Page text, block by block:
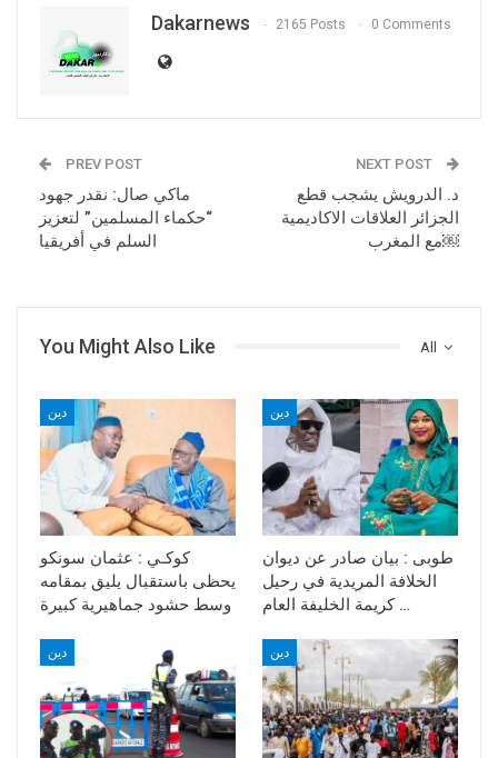
Dakarnews 2165 Posts 0 Comments
PREV POST
ماكي صال: نقدر جهود
“حكماء المسلمين” لتعزيز
السلم في أفريقيا
NEXT POST
د. الدرويش يشجب قطع
الجزائر العلاقات الاكاديمية
مع المغرب￼
All
You Might Also Like
دين
كوكـي : عثمان سونكو
يحظى باستقبال يليق بمقامه
وسط حشود جماهيرية كبيرة
دين
طوبى : بيان صادر عن ديوان
الخلافة المريدية في رحيل
كريمة الخليفة العام …
دين دين